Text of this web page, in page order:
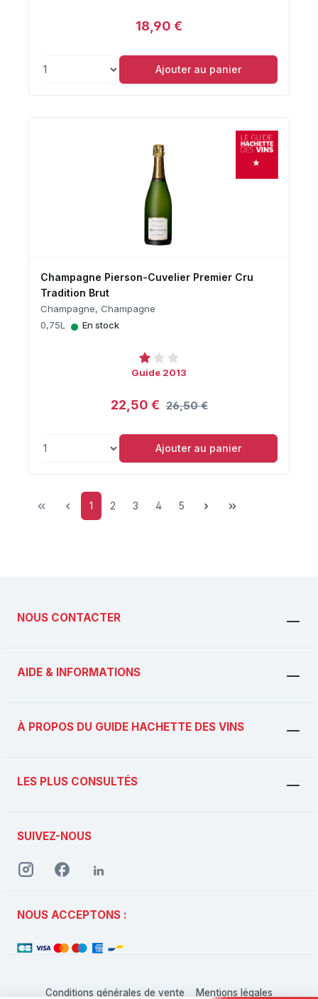
18,90 €
Ajouter au panier
Champagne Pierson-Cuvelier Premier Cru
Tradition Brut
Champagne, Champagne
0,75L
• En stock
Guide 2013
22,50 € 26,50 €
Ajouter au panier
Page
1 Page
2 Page
3 Page
4 Page
5
NOUS CONTACTER
AIDE & INFORMATIONS
À PROPOS DU GUIDE HACHETTE DES VINS
LES PLUS CONSULTÉS
SUIVEZ-NOUS
NOUS ACCEPTONS :
Conditions générales de vente Mentions légales